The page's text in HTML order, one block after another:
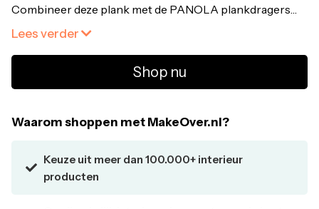
Combineer deze plank met de PANOLA plankdragers
om je eigen opbergsysteem te crëëren-
Lees verder
Shop nu
Waarom shoppen met MakeOver.nl?
Keuze uit meer dan 100.000+ interieur
producten